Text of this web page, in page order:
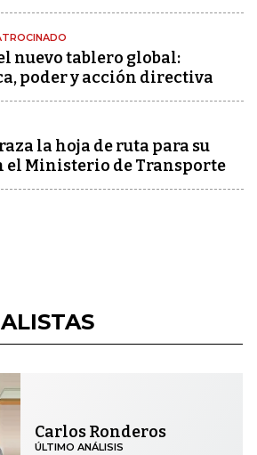
el nuevo tablero global:
poder y acción directiva
la hoja de ruta para su
el Ministerio de Transporte
Carlos Ronderos
ÚLTIMO ANÁLISIS